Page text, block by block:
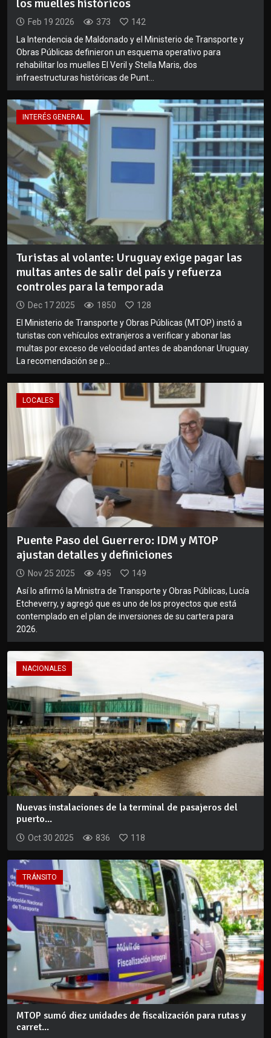
los muelles históricos
Feb 19 2026 373
142
La Intendencia de Maldonado y el Ministerio de Transporte y
Obras Públicas definieron un esquema operativo para
rehabilitar los muelles El Veril y Stella Maris, dos
infraestructuras históricas de Punt...
INTERÉS GENERAL
Turistas al volante: Uruguay exige pagar las
multas antes de salir del país y refuerza
controles para la temporada
Dec 17 2025 1850
128
El Ministerio de Transporte y Obras Públicas (MTOP) instó a
turistas con vehículos extranjeros a verificar y abonar las
multas por exceso de velocidad antes de abandonar Uruguay.
La recomendación se p...
LOCALES
Puente Paso del Guerrero: IDM y MTOP
ajustan detalles y definiciones
Nov 25 2025 495
149
Así lo afirmó la Ministra de Transporte y Obras Públicas, Lucía
Etcheverry, y agregó que es uno de los proyectos que está
contemplado en el plan de inversiones de su cartera para
2026.
NACIONALES
Nuevas instalaciones de la terminal de pasajeros del
puerto...
Oct 30 2025 836 118
TRÁNSITO
MTOP sumó diez unidades de fiscalización para rutas y
carret...